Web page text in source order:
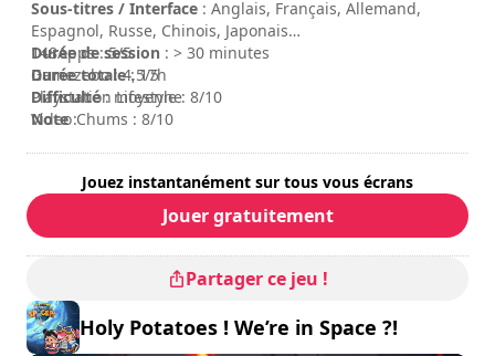
Daedalic logo are trademarks of Daedalic Entertainment
GmbH
Sous-titres / Interface : Anglais, Français, Allemand,
Espagnol, Russe, Chinois, Japonais
Durée de session : > 30 minutes
Durée totale: 17h
Difficulté: moyenne
Note:
148Apps : 5/5
Gamezebo : 4,5/5
Playstation Lifestyle : 8/10
Video Chums : 8/10
Jouez instantanément sur tous vous écrans
Jouer gratuitement
Partager ce jeu !
Holy Potatoes ! We’re in Space ?!